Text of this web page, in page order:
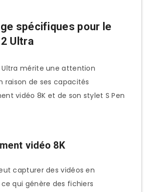
spécifiques pour le
Ultra
Ultra mérite une attention
raison de ses capacités
vidéo 8K et de son stylet S Pen
vidéo 8K
capturer des vidéos en
qui génère des fichiers